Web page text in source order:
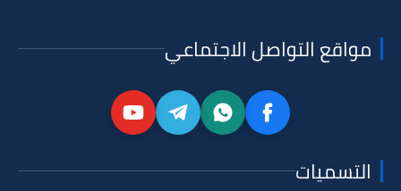
مواقع التواصل الاجتماعي
التسميات